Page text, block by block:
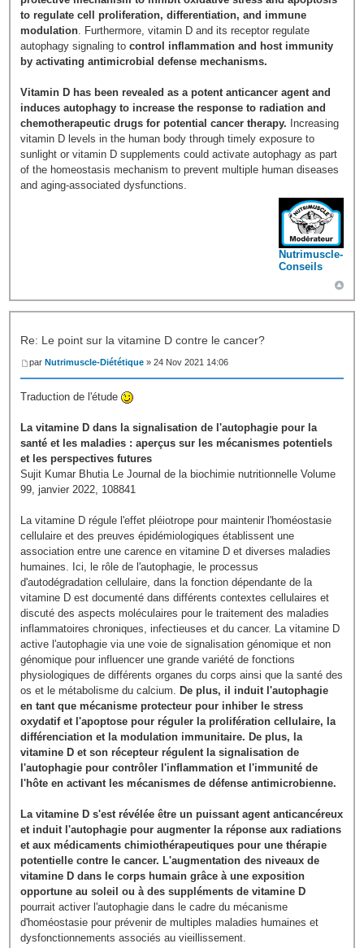
to regulate cell proliferation, differentiation, and immune
modulation . Furthermore, vitamin D and its receptor regulate
autophagy signaling tocontrol inflammation and host immunity
by activating antimicrobial defense mechanisms.
Vitamin D has been revealed as a potent anticancer agent and
induces autophagy to increase the response to radiation and
chemotherapeutic drugs for potential cancer therapy. Increasing
vitamin D levels in the human body through timely exposure to
sunlight or vitamin D supplements could activate autophagy as part
of the homeostasis mechanism to prevent multiple human diseases
and aging-associated dysfunctions.
Nutrimuscle-
Conseils
Re: Le point sur la vitamine D contre le cancer?
par Nutrimuscle-Diététique » 24 Nov 2021 14:06
Traduction de l'étude
La vitamine D dans la signalisation de l'autophagie pour la
santé et les maladies : aperçus sur les mécanismes potentiels
et les perspectives futures
Sujit Kumar Bhutia Le Journal de la biochimie nutritionnelle Volume
99, janvier 2022, 108841
La vitamine D régule l'effet pléiotrope pour maintenir l'homéostasie
cellulaire et des preuves épidémiologiques établissent une
association entre une carence en vitamine D et diverses maladies
humaines. Ici, le rôle de l'autophagie, le processus
d'autodégradation cellulaire, dans la fonction dépendante de la
vitamine D est documenté dans différents contextes cellulaires et
discuté des aspects moléculaires pour le traitement des maladies
inflammatoires chroniques, infectieuses et du cancer. La vitamine D
active l'autophagie via une voie de signalisation génomique et non
génomique pour influencer une grande variété de fonctions
physiologiques de différents organes du corps ainsi que la santé des
os et le métabolisme du calcium.
De plus, il induit l'autophagie
en tant que mécanisme protecteur pour inhiber le stress
oxydatif et l'apoptose pour réguler la prolifération cellulaire, la
différenciation et la modulation immunitaire. De plus, la
vitamine D et son récepteur régulent la signalisation de
l'autophagie pour contrôler l'inflammation et l'immunité de
l'hôte en activant les mécanismes de défense antimicrobienne.
La vitamine D s'est révélée être un puissant agent anticancéreux
et induit l'autophagie pour augmenter la réponse aux radiations
et aux médicaments chimiothérapeutiques pour une thérapie
potentielle contre le cancer. L'augmentation des niveaux de
vitamine D dans le corps humain grâce à une exposition
opportune au soleil ou à des suppléments de vitamine D
pourrait activer l'autophagie dans le cadre du mécanisme
d'homéostasie pour prévenir de multiples maladies humaines et
dysfonctionnements associés au vieillissement.